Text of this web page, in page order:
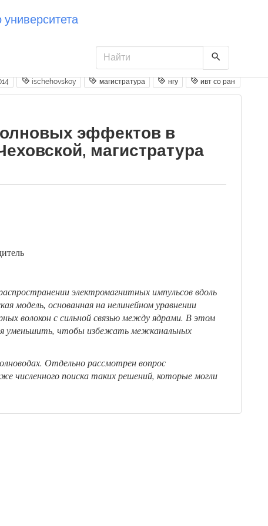
ischehovskoy магистратура нгу ивт со ран
эффектов в
магистратура
электромагнитных импульсов вдоль
модель, основанная на нелинейном уравнении
волокон с сильной связью между ядрами. В этом
уменьшить, чтобы избежать межканальных
Отдельно рассмотрен вопрос
численного поиска таких решений, которые могли